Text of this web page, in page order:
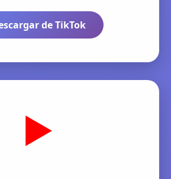
de TikTok
▶️